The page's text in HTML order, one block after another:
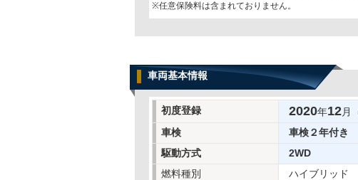
※任意保険料は含まれておりません。
車両基本情報
初度登録 2020年12月
車検
車検２年付き
駆動方式
2WD
燃料種別
ハイブリッド